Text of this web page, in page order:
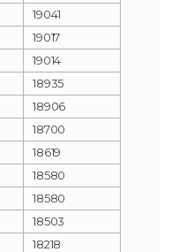
19041
19017
19014
18935
18906
18700
18619
18580
18580
18503
18218